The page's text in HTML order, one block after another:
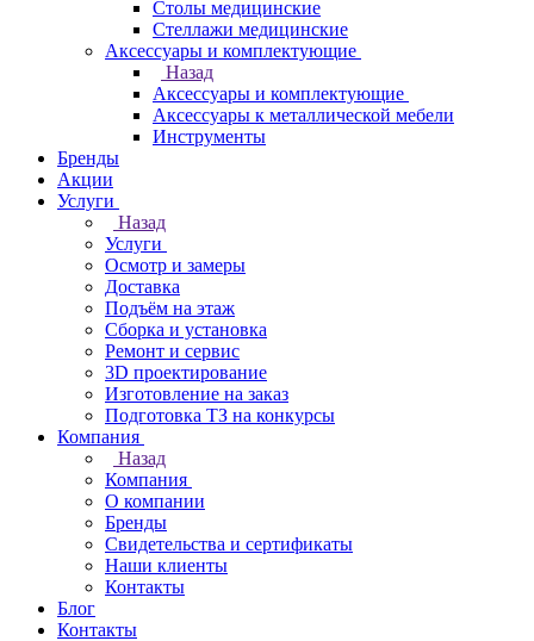
Столы медицинские
Стеллажи медицинские
Аксессуары и комплектующие
Назад
Аксессуары и комплектующие
Аксессуары к металлической мебели
Инструменты
Бренды
Акции
Услуги
Назад
Услуги
Осмотр и замеры
Доставка
Подъём на этаж
Сборка и установка
Ремонт и сервис
3D проектирование
Изготовление на заказ
Подготовка ТЗ на конкурсы
Компания
Назад
Компания
О компании
Бренды
Свидетельства и сертификаты
Наши клиенты
Контакты
Блог
Контакты